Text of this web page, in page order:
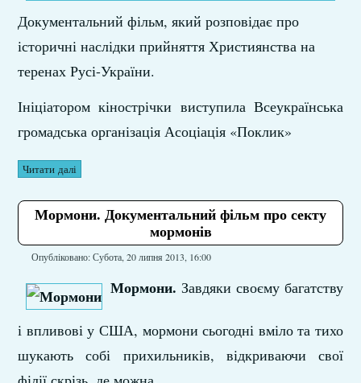
Документальний фільм, який розповідає про
історичні наслідки прийняття Християнства на
теренах Русі-України.
Ініціатором кінострічки виступила Всеукраїнська
громадська організація Асоціація «Поклик»
Читати далі
Мормони. Документальний фільм про секту
мормонів
Опубліковано: Субота, 20 липня 2013, 16:00
Мормони.Завдяки своєму багатству
і впливові у США, мормони сьогодні вміло та тихо
шукають собі прихильників, відкриваючи свої